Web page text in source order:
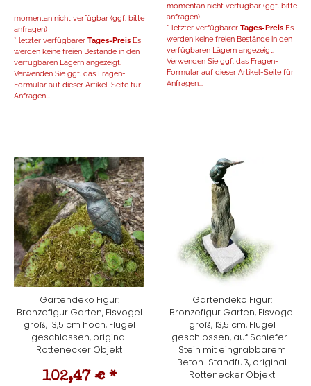
momentan nicht verfügbar (ggf. bitte
anfragen)
* letzter verfügbarer Tages-Preis Es
werden keine freien Bestände in den
verfügbaren Lägern angezeigt.
Verwenden Sie ggf. das Fragen-
Formular auf dieser Artikel-Seite für
Anfragen...
momentan nicht verfügbar (ggf. bitte
anfragen)
* letzter verfügbarer Tages-Preis Es
werden keine freien Bestände in den
verfügbaren Lägern angezeigt.
Verwenden Sie ggf. das Fragen-
Formular auf dieser Artikel-Seite für
Anfragen...
Gartendeko Figur:
Bronzefigur Garten, Eisvogel
groß, 13,5 cm hoch, Flügel
geschlossen, original
Rottenecker Objekt
102,47 € *
Gartendeko Figur:
Bronzefigur Garten, Eisvogel
groß, 13,5 cm, Flügel
geschlossen, auf Schiefer-
Stein mit eingrabbarem
Beton-Standfuß, original
Rottenecker Objekt